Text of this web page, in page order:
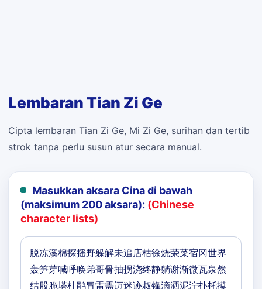
Lembaran Tian Zi Ge
Cipta lembaran Tian Zi Ge, Mi Zi Ge, surihan dan tertib
strok tanpa perlu susun atur secara manual.
Masukkan aksara Cina di bawah
(maksimum 200 aksara): (Chinese
character lists)